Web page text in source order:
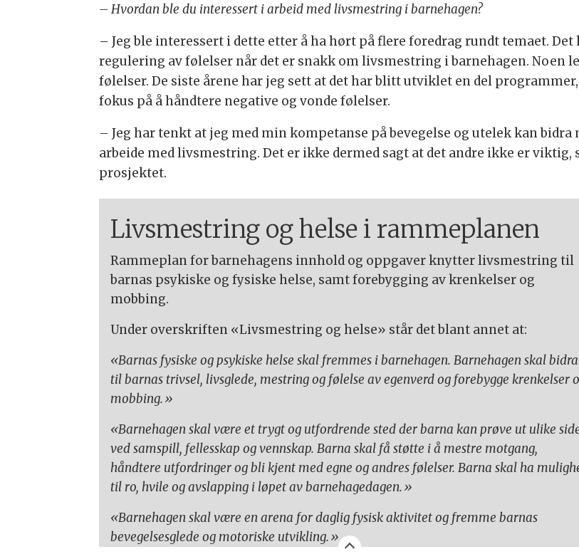
– Hvordan ble du interessert i arbeid med livsmestring i barnehagen?
– Jeg ble interessert i dette etter å ha hørt på flere foredrag rundt temaet.
regulering av følelser når det er snakk om livsmestring i barnehagen. Noen
følelser. De siste årene har jeg sett at det har blitt utviklet en del
fokus på å håndtere negative og vonde følelser.
– Jeg har tenkt at jeg med min kompetanse på bevegelse og utelek kan
arbeide med livsmestring. Det er ikke dermed sagt at det andre ikke er viktig,
prosjektet.
Livsmestring og helse i rammeplanen
Rammeplan for barnehagens innhold og oppgaver knytter livsmestring til
barnas psykiske og fysiske helse, samt forebygging av krenkelser og
mobbing.
Under overskriften «Livsmestring og helse» står det blant annet at:
«Barnas fysiske og psykiske helse skal fremmes i barnehagen. Barnehagen skal bidra
til barnas trivsel, livsglede, mestring og følelse av egenverd og forebygge krenkelser
mobbing.»
«Barnehagen skal være et trygt og utfordrende sted der barna kan prøve ut ulike
ved samspill, fellesskap og vennskap. Barna skal få støtte i å mestre motgang,
håndtere utfordringer og bli kjent med egne og andres følelser. Barna skal ha
til ro, hvile og avslapping i løpet av barnehagedagen.»
«Barnehagen skal være en arena for daglig fysisk aktivitet og fremme barnas
bevegelsesglede og motoriske utvikling.»